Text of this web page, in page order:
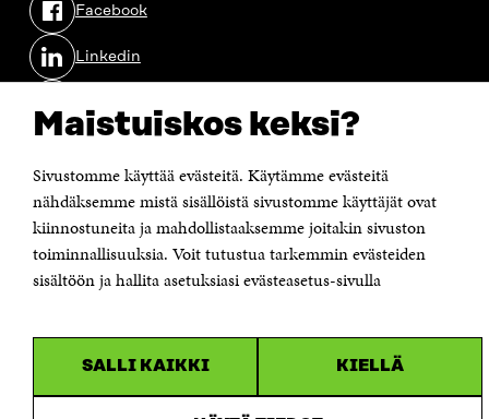
Maistuiskos keksi?
Sivustomme käyttää evästeitä. Käytämme evästeitä
nähdäksemme mistä sisällöistä sivustomme käyttäjät ovat
kiinnostuneita ja mahdollistaaksemme joitakin sivuston
toiminnallisuuksia. Voit tutustua tarkemmin evästeiden
sisältöön ja hallita asetuksiasi evästeasetus-sivulla
SALLI KAIKKI KIELLÄ
Facebook
Avautuu
uudessa
ikkunassaLinkedin
Avautuu
uudessa
Avautuu
uudessa
uudessa
ikkunassa